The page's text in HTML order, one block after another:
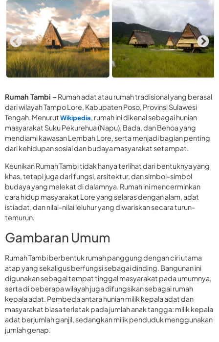
Rumah Tambi –Rumah adat atau rumah tradisional yang berasal
dari wilayah Tampo Lore, Kabupaten Poso, Provinsi Sulawesi
Tengah. MenurutWikipedia, rumah ini dikenal sebagai hunian
masyarakat Suku Pekurehua (Napu), Bada, dan Behoa yang
mendiami kawasan Lembah Lore, serta menjadi bagian penting
dari kehidupan sosial dan budaya masyarakat setempat.
Keunikan Rumah Tambi tidak hanya terlihat dari bentuknya yang
khas, tetapi juga dari fungsi, arsitektur, dan simbol-simbol
budaya yang melekat di dalamnya. Rumah ini mencerminkan
cara hidup masyarakat Lore yang selaras dengan alam, adat
istiadat, dan nilai-nilai leluhur yang diwariskan secara turun-
temurun.
Gambaran Umum
Rumah Tambi berbentuk rumah panggung dengan ciri utama
atap yang sekaligus berfungsi sebagai dinding. Bangunan ini
digunakan sebagai tempat tinggal masyarakat pada umumnya,
serta di beberapa wilayah juga difungsikan sebagai rumah
kepala adat. Pembeda antara hunian milik kepala adat dan
masyarakat biasa terletak pada jumlah anak tangga: milik kepala
adat berjumlah ganjil, sedangkan milik penduduk menggunakan
jumlah genap.